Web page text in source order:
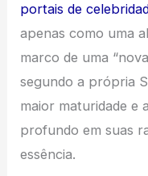
portais de
apenas como uma
marco de uma
segundo a própria
maior maturidade e
profundo em suas
essência.